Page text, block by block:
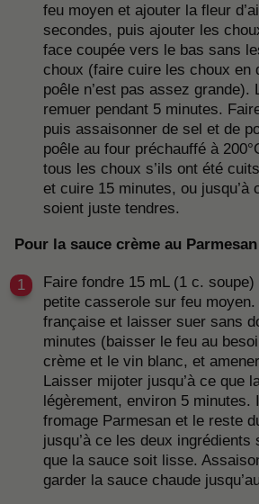
feu moyen et ajouter la fleur
secondes, puis ajouter les
face coupée vers le bas sans
choux (faire cuire les choux en
poêle n’est pas assez grande).
remuer pendant 5 minutes.
puis assaisonner de sel et de
poêle au four préchauffé à
tous les choux s’ils ont été
et cuire 15 minutes, ou jusqu’à
soient juste tendres.
Pour la sauce crème au Parmesan
Faire fondre 15 mL (1 c.
petite casserole sur feu moyen.
française et laisser suer sans
minutes (baisser le feu au
crème et le vin blanc, et
Laisser mijoter jusqu’à ce que
légèrement, environ 5 minutes.
fromage Parmesan et le reste
jusqu’à ce les deux ingrédients
que la sauce soit lisse.
garder la sauce chaude